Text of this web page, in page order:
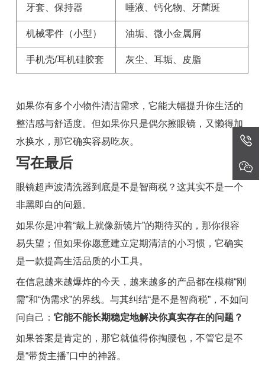
牙套、保持器 唾液、钙化物、牙菌斑
机械零件（小型） 油垢、微小金属屑
手机壳/耳机硅胶套 灰尘、耳垢、皮脂
如果你有多个小物件清洁需求，它能大幅提升你生活的
整洁感与舒适度。但如果你只是偶尔擦眼镜，又懒得加
水换水，那它确实容易吃灰。
写在最后
眼镜超声波清洗器到底是不是智商税？这其实不是一个
非黑即白的问题。
如果你是冲着“戴上就像新镜片”的期待买的，那你很容
易失望；但如果你愿意建立定期清洁的小习惯，它确实
是一款提高生活品质的小工具。
在信息越来越爆炸的今天，越来越多的产品都在模糊“刚
需”和“伪需求”的界线。与其纠结“是不是智商税”，不如问
问自己：它能不能长期稳定地解决你真实存在的问题？
如果答案是肯定的，那它就值得你掏腰包，不管它是不
是“带货主播”口中的神器。